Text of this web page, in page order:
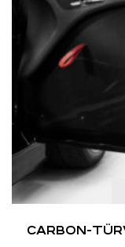
CARBON-